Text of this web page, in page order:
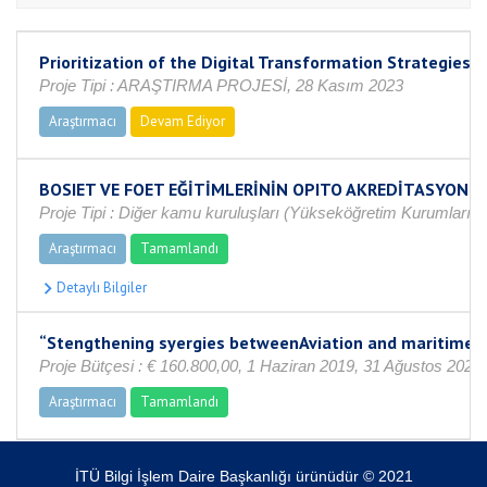
Prioritization of the Digital Transformation Strategies
Proje Tipi : ARAŞTIRMA PROJESİ, 28 Kasım 2023
Araştırmacı
Devam Ediyor
BOSIET VE FOET EĞİTİMLERİNİN OPITO
Proje Tipi : Diğer kamu kuruluşları (Yükseköğretim Kurumları
Araştırmacı
Tamamlandı
“Stengthening syergies betweenAviation and maritime
Proje Bütçesi : € 160.800,00, 1 Haziran 2019, 31 Ağustos 2023
Araştırmacı
Tamamlandı
İTÜ Bilgi İşlem Daire Başkanlığı ürünüdür © 2021